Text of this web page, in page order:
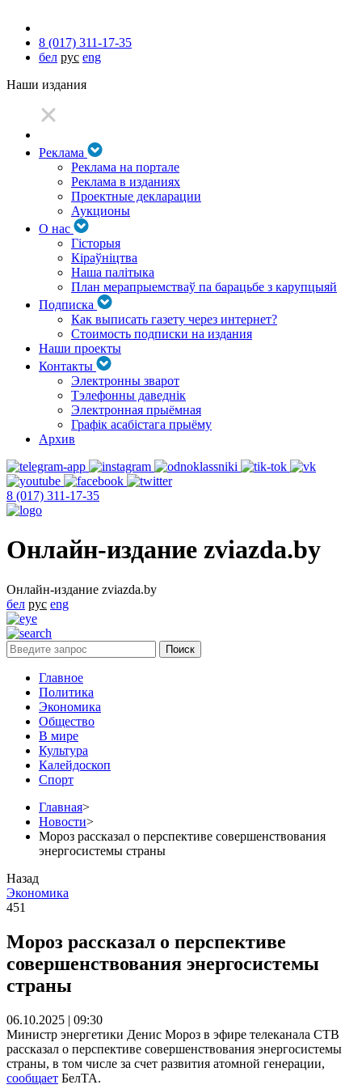
8 (017) 311-17-35
бел рус eng
Наши издания
Реклама
Реклама на портале
Реклама в изданиях
Проектные декларации
Аукционы
О нас
Гісторыя
Кіраўніцтва
Наша палітыка
План мерапрыемстваў па барацьбе з карупцыяй
Подписка
Как выписать газету через интернет?
Стоимость подписки на издания
Наши проекты
Контакты
Электронны зварот
Тэлефонны даведнік
Электронная прыёмная
Графік асабістага прыёму
Архив
8 (017) 311-17-35
Онлайн-издание zviazda.by
Онлайн-издание zviazda.by
бел рус eng
Главное
Политика
Экономика
Общество
В мире
Культура
Калейдоскоп
Спорт
Главная>
Новости>
Мороз рассказал о перспективе совершенствования
энергосистемы страны
Назад
Экономика
451
Мороз рассказал о перспективе
совершенствования энергосистемы
страны
06.10.2025 | 09:30
Министр энергетики Денис Мороз в эфире телеканала СТВ
рассказал о перспективе совершенствования энергосистемы
страны, в том числе за счет развития атомной генерации,
сообщает БелТА.